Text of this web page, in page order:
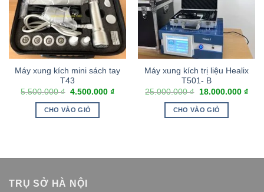
Máy xung kích mini sách tay
T43
5.500.000₫ 4.500.000 ₫
CHO VÀO GIỎ
Máy xung kích trị liệu Healix
T501- B
25.000.000₫ 18.000.000 ₫
CHO VÀO GIỎ
TRỤ SỞ HÀ NỘI